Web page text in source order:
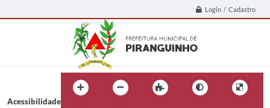
Login / Cadastro
Acessibilidade